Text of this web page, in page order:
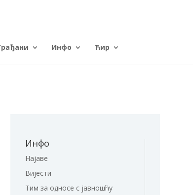
Инфо Ћир
Инфо
Најаве
Вијести
Тим за односе с јавношћу